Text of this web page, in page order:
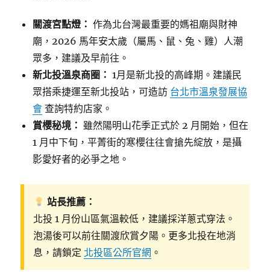
關渡宮點燈： 作為北台灣最重要的媽祖廟與財神
廟，2026 馬年安太歲（屬馬、鼠、兔、雞）人潮
眾多，建議及早前往。
新北投溫泉商圈： 1月是新北投的高峰期。建議民
眾搭乘捷運至新北投站，可造訪 台北市溫泉發展協
會 查詢特約店家。
賞櫻秘境： 雖然陽明山花季正式於 2 月開始，但在
1 月中下旬，平菁街的寒櫻往往會搶先綻放，是攝
影愛好者的必爭之地。
站長推薦：
北投 1 月份山區氣溫較低，建議採洋蔥式穿法。
泡湯後可以前往關渡欣賞夕陽。更多北投在地消
息，請鎖定 北投區公所官網 。